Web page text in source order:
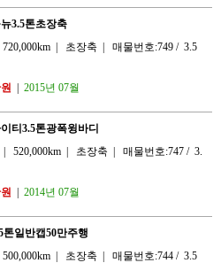
3.5톤초장축
720,000km | 초장축 | 매물번호:749 / 3.5
| 2015년 07월
티3.5톤광폭윙바디
| 520,000km | 초장축 | 매물번호:747 / 3.
| 2014년 07월
톤일반캡50만주행
500,000km | 초장축 | 매물번호:744 / 3.5